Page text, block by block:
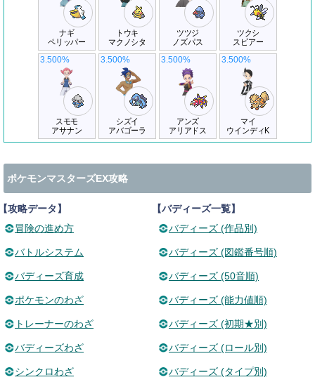
ナギ
ペリッパー
トウキ
マクノシタ
ツツジ
ノズパス
ツクシ
スピアー
スモモ
アサナン
3.500%
シズイ
アバゴーラ
3.500%
アンズ
アリアドス
3.500%
マイ
ウインディK
3.500%
ポケモンマスターズEX攻略
攻略データ】
冒険の進め方
バトルシステム
バディーズ育成
ポケモンのわざ
トレーナーのわざ
バディーズわざ
シンクロわざ
【バディーズ一覧】
バディーズ (作品別)
バディーズ (図鑑番号順)
バディーズ (50音順)
バディーズ (能力値順)
バディーズ (初期★別)
バディーズ (ロール別)
バディーズ (タイプ別)